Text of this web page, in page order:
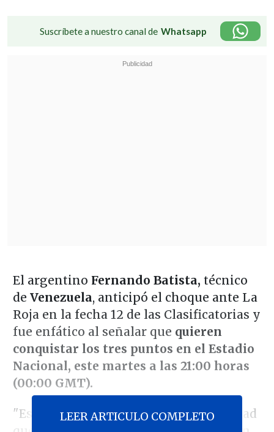
Suscríbete a nuestro canal de Whatsapp
El argentino Fernando Batista, técnico
de Venezuela, anticipó el choque ante La
Roja en la fecha 12 de las Clasificatorias y
fue enfático al señalar que quieren
conquistar los tres puntos en el Estadio
Nacional, este martes a las 21:00 horas
(00:00 GMT).
"Es un partido que sabemos la necesidad
LEER ARTICULO COMPLETO